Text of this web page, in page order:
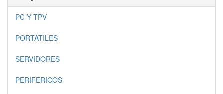
PC Y TPV
PORTATILES
SERVIDORES
PERIFERICOS